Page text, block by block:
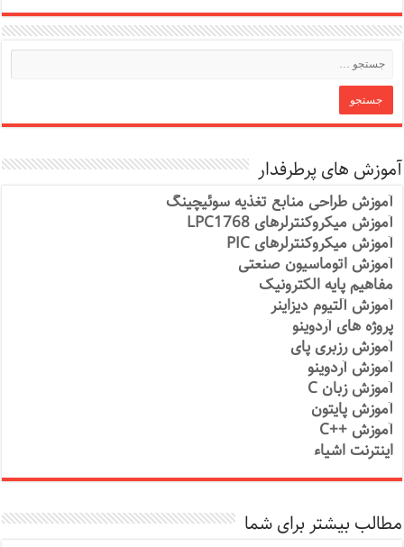
آموزش های پرطرفدار
آموزش طراحی منابع تغذیه سوئیچینگ
آموزش میکروکنترلرهای LPC1768
آموزش میکروکنترلرهای PIC
آموزش اتوماسیون صنعتی
مفاهیم پایه الکترونیک
آموزش آلتیوم دیزاینر
پروژه های آردوینو
آموزش رزبری پای
آموزش آردوینو
آموزش زبان C
آموزش پایتون
آموزش ++C
اینترنت اشیاء
مطالب بیشتر برای شما